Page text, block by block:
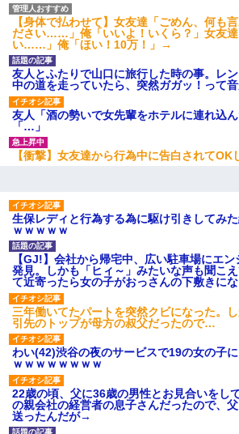
【身体で払わせて】女友達「ごめん、何も
ださい……」俺「いいよ！いくら？」女友
い……」俺「ほい！10万！」→
友人とふたりで山口に旅行した時の事。レ
中の道を走っていたら、突然ガガッ！って
友人「酒の勢いで女先輩をホテルに連れ込
「…」
【衝撃】女友達から行為中に告白されてOK
生保レディと行為する為に駆け引きしてみ
ｗｗｗｗｗ
【GJ!】会社から帰宅中、広い駐車場にエ
発見。しかも「ヒィ～」みたいな声も聞こ
て近寄ったら女の子がおっさんの下敷きに
三年働いてたパートを突然クビになった。
引先のトップが母方の叔父だったので…
わい(42)渋谷の夜のサービスで19の女の子
ｗｗｗｗｗｗｗｗ
22歳の頃、父に36歳の男性とお見合いをし
の親会社の経営者の息子さんだったので、
送ったんだが→